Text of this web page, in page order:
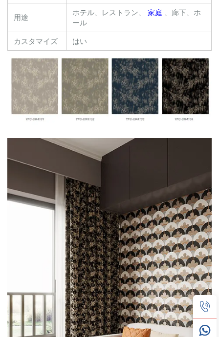
用途
ホテル、レストラン、 家庭 、廊下、ホ
ール
カスタマイズ
はい